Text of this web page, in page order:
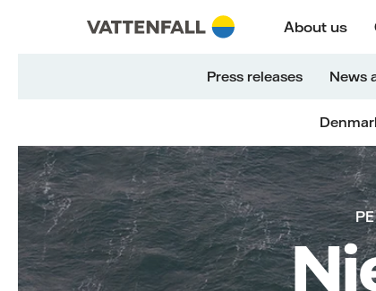
Naar content
Naar hoofdnavigatie
Ga naar footer About us
Press releases News
Vattenfall
Naar hoofdnavigatie